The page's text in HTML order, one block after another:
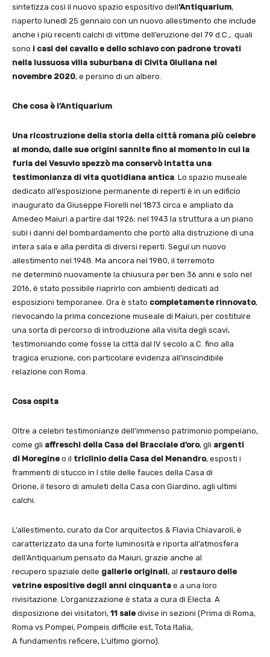
sintetizza così il nuovo spazio espositivo dell‘Antiquarium,
riaperto lunedì 25 gennaio con un nuovo allestimento che include
anche i più recenti calchi di vittime dell’eruzione del 79 d.C., quali
sono i casi del cavallo e dello schiavo con padrone trovati
nella lussuosa villa suburbana di Civita Giuliana nel
novembre 2020, e persino di un albero.
Che cosa è l’Antiquarium
Una ricostruzione della storia della città romana più celebre
al mondo, dalle sue origini sannite fino al momento in cui la
furia del Vesuvio spezzò ma conservò intatta una
testimonianza di vita quotidiana antica . Lo spazio museale
dedicato all’esposizione permanente di reperti è in un edificio
inaugurato da Giuseppe Fiorelli nel 1873 circa e ampliato da
Amedeo Maiuri a partire dal 1926; nel 1943 la struttura a un piano
subì i danni del bombardamento che portò alla distruzione di una
intera sala e alla perdita di diversi reperti. Seguì un nuovo
allestimento nel 1948. Ma ancora nel 1980, il terremoto
ne determinò nuovamente la chiusura per ben 36 anni e solo nel
2016, è stato possibile riaprirlo con ambienti dedicati ad
esposizioni temporanee. Ora è stato completamente rinnovato,
rievocando la prima concezione museale di Maiuri, per costituire
una sorta di percorso di introduzione alla visita degli scavi,
testimoniando come fosse la città dal IV secolo a.C. fino alla
tragica eruzione, con particolare evidenza all’inscindibile
relazione con Roma.
Cosa ospita
Oltre a celebri testimonianze dell’immenso patrimonio pompeiano,
come gli affreschi della Casa del Bracciale d’oro, gli argenti
di Moregine o il triclinio della Casa del Menandro, esposti i
frammenti di stucco in I stile delle fauces della Casa di
Orione, il tesoro di amuleti della Casa con Giardino, agli ultimi
calchi.
L’allestimento, curato da Cor arquitectos & Flavia Chiavaroli, è
caratterizzato da una forte luminosità e riporta all’atmosfera
dell’Antiquarium pensato da Maiuri, grazie anche al
recupero spaziale delle gallerie originali, al restauro delle
vetrine espositive degli anni cinquanta e a una loro
rivisitazione. L’organizzazione è stata a cura di Electa. A
disposizione dei visitatori, 11 sale divise in sezioni (Prima di Roma,
Roma vs Pompei, Pompeis difficile est, Tota Italia,
A fundamentis reficere, L’ultimo giorno).